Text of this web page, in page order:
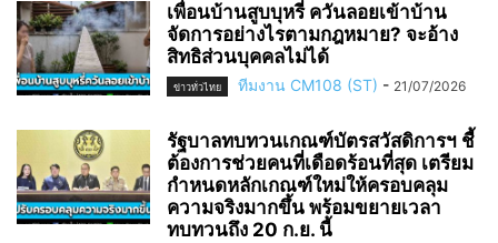
เพื่อนบ้านสูบบุหรี่ ควันลอยเข้าบ้าน
จัดการอย่างไรตามกฎหมาย? จะอ้าง
สิทธิส่วนบุคคลไม่ได้
ข่าวทั่วไทย ทีมงาน CM108 (ST) - 21/07/2026
รัฐบาลทบทวนเกณฑ์บัตรสวัสดิการฯ ชี้
ต้องการช่วยคนที่เดือดร้อนที่สุด เตรียม
กำหนดหลักเกณฑ์ใหม่ให้ครอบคลุม
ความจริงมากขึ้น พร้อมขยายเวลา
ทบทวนถึง 20 ก.ย. นี้